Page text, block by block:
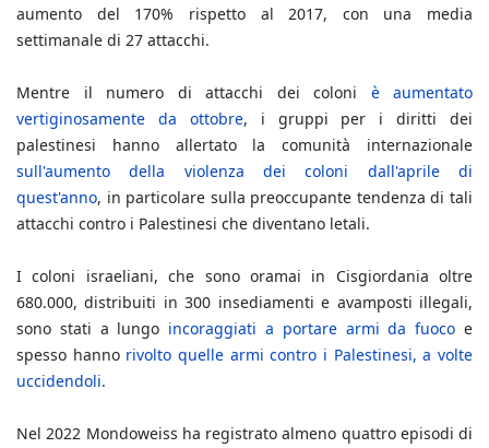
aumento del 170% rispetto al 2017, con una media
settimanale di 27 attacchi.
Mentre il numero di attacchi dei coloni è aumentato
vertiginosamente da ottobre, i gruppi per i diritti dei
palestinesi hanno allertato la comunità internazionale
sull'aumento della violenza dei coloni dall'aprile di
quest'anno, in particolare sulla preoccupante tendenza di tali
attacchi contro i Palestinesi che diventano letali.
I coloni israeliani, che sono oramai in Cisgiordania oltre
680.000, distribuiti in 300 insediamenti e avamposti illegali,
sono stati a lungo incoraggiati a portare armi da fuocoe
spesso hanno rivolto quelle armi contro i Palestinesi, a volte
uccidendoli.
Nel 2022 Mondoweiss ha registrato almeno quattro episodi di